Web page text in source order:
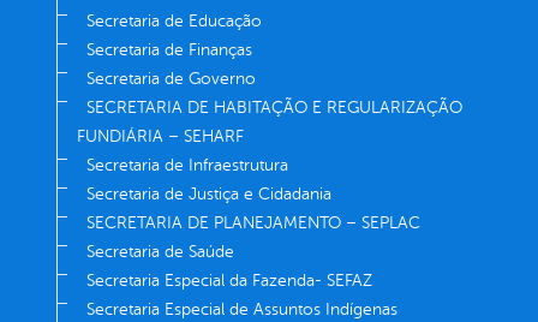
Secretaria de Educação
Secretaria de Finanças
Secretaria de Governo
SECRETARIA DE HABITAÇÃO E REGULARIZAÇÃO
FUNDIÁRIA – SEHARF
Secretaria de Infraestrutura
Secretaria de Justiça e Cidadania
SECRETARIA DE PLANEJAMENTO – SEPLAC
Secretaria de Saúde
Secretaria Especial da Fazenda- SEFAZ
Secretaria Especial de Assuntos Indígenas